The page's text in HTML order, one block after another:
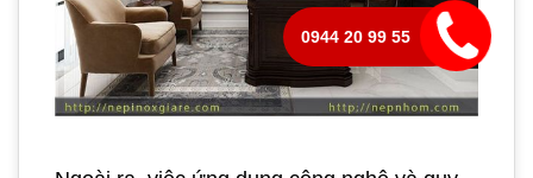
0944 20 99 55